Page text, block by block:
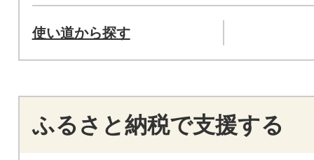
使い道から探す
ふるさと納税で支援する